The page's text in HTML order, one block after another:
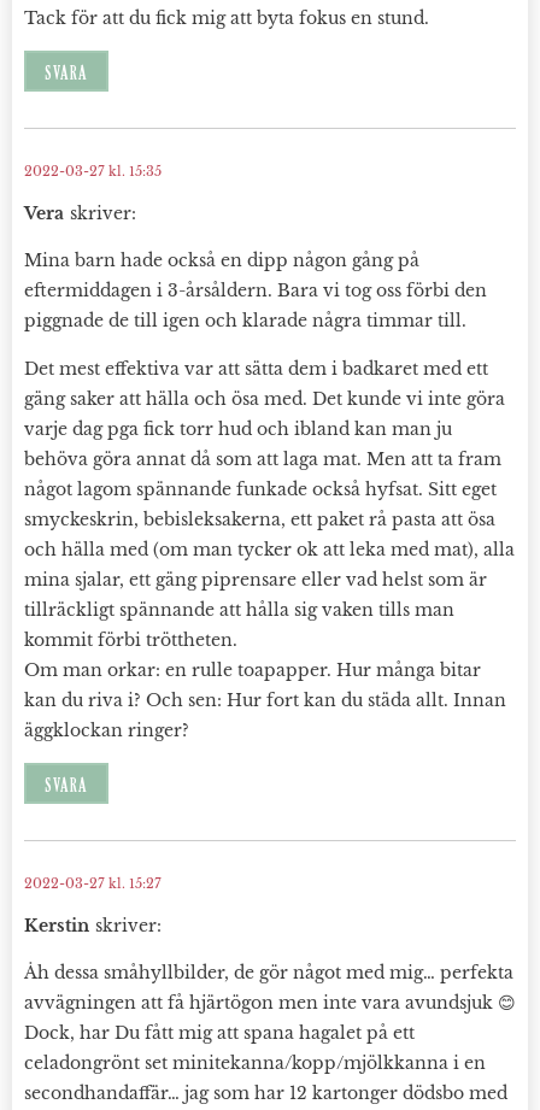
Tack för att du fick mig att byta fokus en stund.
SVARA
Vera skriver:
2022-03-27 kl. 15:35
Mina barn hade också en dipp någon gång på
eftermiddagen i 3-årsåldern. Bara vi tog oss förbi den
piggnade de till igen och klarade några timmar till.
Det mest effektiva var att sätta dem i badkaret med ett
gäng saker att hälla och ösa med. Det kunde vi inte göra
varje dag pga fick torr hud och ibland kan man ju
behöva göra annat då som att laga mat. Men att ta fram
något lagom spännande funkade också hyfsat. Sitt eget
smyckeskrin, bebisleksakerna, ett paket rå pasta att ösa
och hälla med (om man tycker ok att leka med mat), alla
mina sjalar, ett gäng piprensare eller vad helst som är
tillräckligt spännande att hålla sig vaken tills man
kommit förbi tröttheten.
Om man orkar: en rulle toapapper. Hur många bitar
kan du riva i? Och sen: Hur fort kan du städa allt. Innan
äggklockan ringer?
SVARA
Kerstin skriver:
2022-03-27 kl. 15:27
Åh dessa småhyllbilder, de gör något med mig… perfekta
avvägningen att få hjärtögon men inte vara avundsjuk 😊
Dock, har Du fått mig att spana hagalet på ett
celadongrönt set minitekanna/kopp/mjölkkanna i en
secondhandaffär… jag som har 12 kartonger dödsbo med